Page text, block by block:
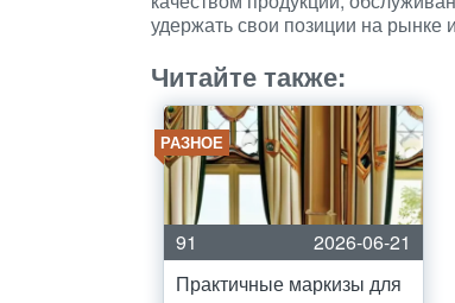
удержать свои позиции на рынке
Читайте также:
РАЗНОЕ
91
2026-06-21
Практичные маркизы для